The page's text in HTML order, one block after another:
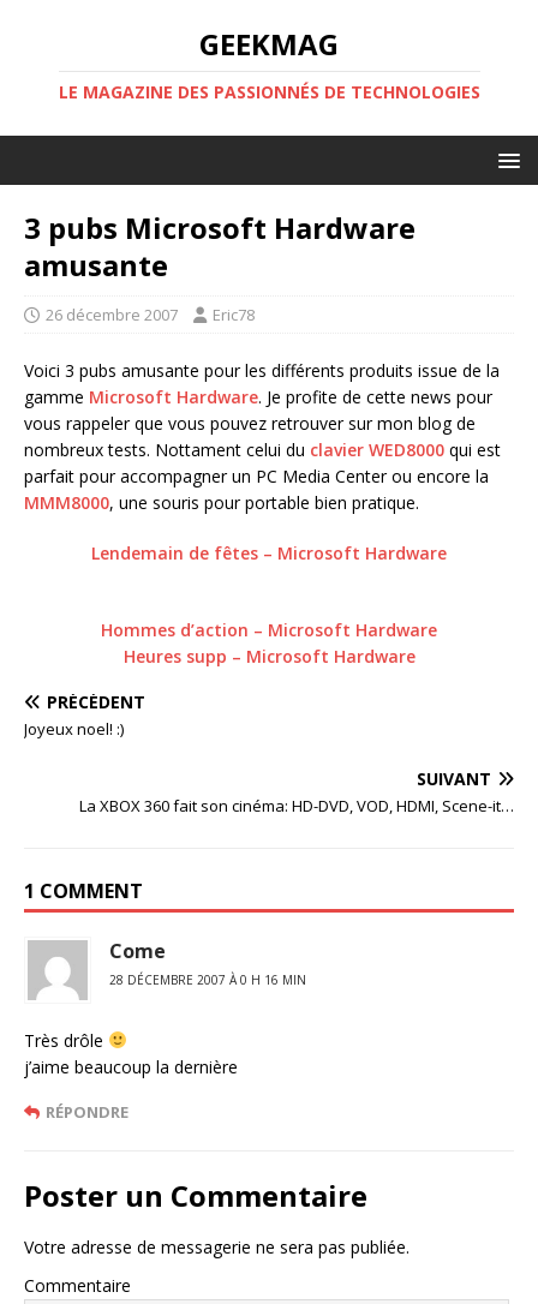
GEEKMAG
LE MAGAZINE DES PASSIONNÉS DE TECHNOLOGIES
3 pubs Microsoft Hardware
amusante
26 décembre 2007 Eric78
Voici 3 pubs amusante pour les différents produits issue de la
gamme Microsoft Hardware. Je profite de cette news pour
vous rappeler que vous pouvez retrouver sur mon blog de
nombreux tests. Nottament celui du clavier WED8000 qui est
parfait pour accompagner un PC Media Center ou encore la
MMM8000, une souris pour portable bien pratique.
Lendemain de fêtes – Microsoft Hardware
Hommes d’action – Microsoft Hardware
Heures supp – Microsoft Hardware
PRÉCÉDENT
Joyeux noel! :)
SUIVANT
La XBOX 360 fait son cinéma: HD-DVD, VOD, HDMI, Scene-it…
1 COMMENT
Come
28 DÉCEMBRE 2007 À 0 H 16 MIN
Très drôle
j’aime beaucoup la dernière
RÉPONDRE
Poster un Commentaire
Votre adresse de messagerie ne sera pas publiée.
Commentaire